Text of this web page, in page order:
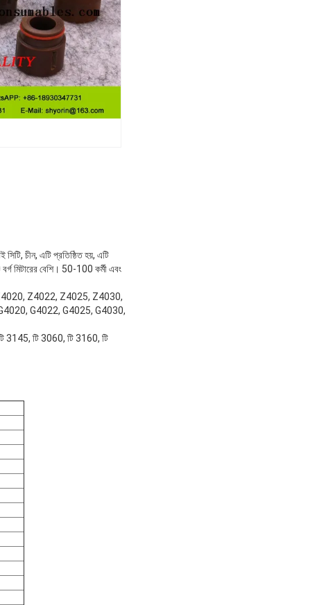
চীন, এটি প্রতিষ্ঠিত হয়, এটি
মিটারের বেশি। 50-100 কর্মী এবং
Z4022, Z4025, Z4030,
G4022, G4025, G4030,
টি 3060, টি 3160, টি